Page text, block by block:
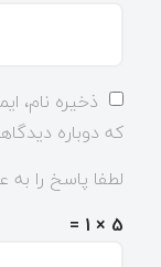
ذخیره نام،
که دوباره
لطفا پاسخ را به
5 × 1 =